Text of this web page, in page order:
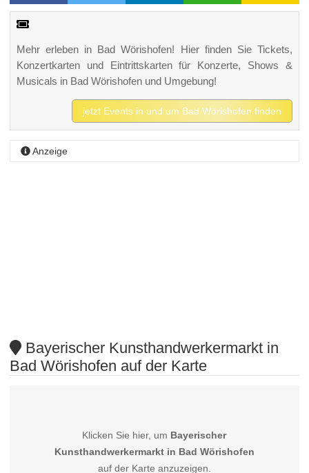
Mehr erleben in Bad Wörishofen! Hier finden Sie Tickets,
Konzertkarten und Eintrittskarten für Konzerte, Shows &
Musicals in Bad Wörishofen und Umgebung!
jetzt Events in und um Bad Wörishofen finden
Anzeige
Bayerischer Kunsthandwerkermarkt in
Bad Wörishofen auf der Karte
Klicken Sie hier, um Bayerischer
Kunsthandwerkermarkt in Bad Wörishofen
auf der Karte anzuzeigen.